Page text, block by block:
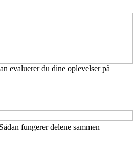
evaluerer du dine oplevelser på
fungerer delene sammen